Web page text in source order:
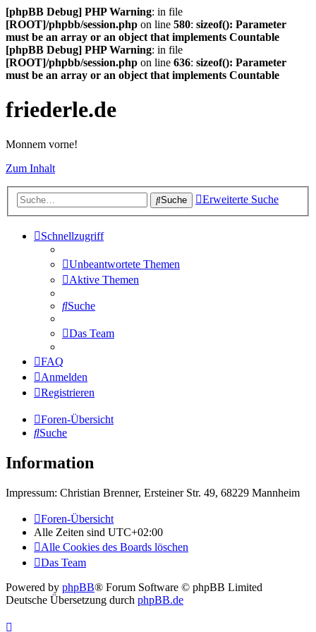
[phpBB Debug] PHP Warning: in file
[ROOT]/phpbb/session.php on line 580: sizeof(): Parameter
must be an array or an object that implements Countable
[phpBB Debug] PHP Warning: in file
[ROOT]/phpbb/session.php on line 636: sizeof(): Parameter
must be an array or an object that implements Countable
friederle.de
Monnem vorne!
Zum Inhalt
Suche Erweiterte Suche
Schnellzugriff
Unbeantwortete Themen
Aktive Themen
Suche
Das Team
FAQ
Anmelden
Registrieren
Foren-Übersicht
Suche
Information
Impressum: Christian Brenner, Ersteiner Str. 49, 68229 Mannheim
Foren-Übersicht
Alle Zeiten sind UTC+02:00
Alle Cookies des Boards löschen
Das Team
Powered by phpBB® Forum Software © phpBB Limited
Deutsche Übersetzung durch phpBB.de